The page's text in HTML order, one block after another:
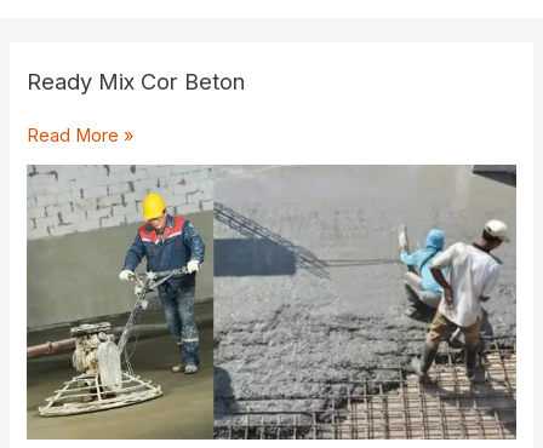
Ready Mix Cor Beton
Ready
Mix
Cor
Beton
Read More »